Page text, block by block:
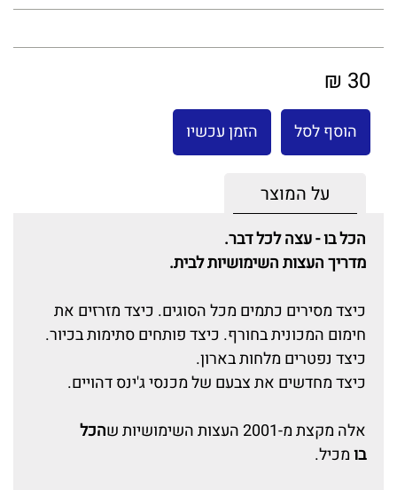
30 ₪
הוסף לסל הזמן עכשיו
על המוצר
הכל בו - עצה לכל דבר.
מדריך העצות השימושיות לבית.
כיצד מסירים כתמים מכל הסוגים. כיצד מזרזים את
חימום המכונית בחורף. כיצד פותחים סתימות בכיור.
כיצד נפטרים מלחות בארון.
כיצד מחדשים את צבעם של מכנסי ג'ינס דהויים.
אלה מקצת מ-2001 העצות השימושיות ש
הכל
בומכיל.